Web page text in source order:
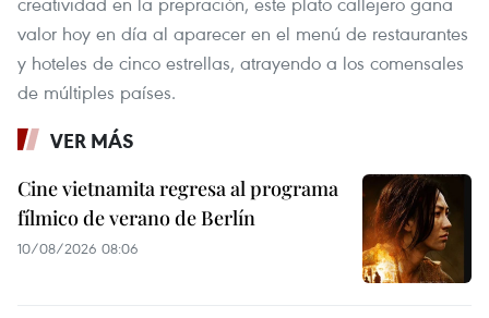
valor hoy en día al aparecer en el menú de restaurantes
y hoteles de cinco estrellas, atrayendo a los comensales
de múltiples países.
VER MÁS
Cine vietnamita regresa al programa
fílmico de verano de Berlín
10/08/2026 08:06